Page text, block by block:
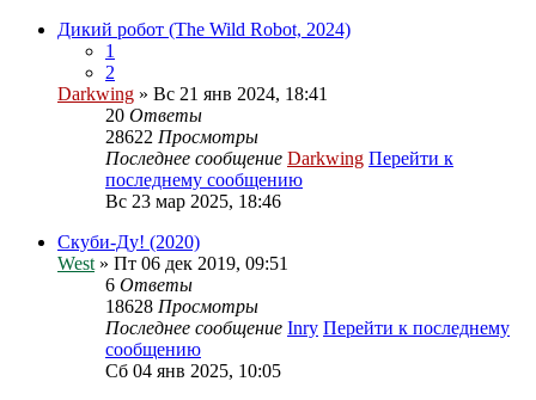
Дикий робот (The Wild Robot, 2024)
1
2
Darkwing » Вс 21 янв 2024, 18:41
20 Ответы
28622 Просмотры
Последнее сообщение Darkwing Перейти к
последнему сообщению
Вс 23 мар 2025, 18:46
Скуби-Ду! (2020)
West » Пт 06 дек 2019, 09:51
6 Ответы
18628 Просмотры
Последнее сообщение Inry Перейти к последнему
сообщению
Сб 04 янв 2025, 10:05